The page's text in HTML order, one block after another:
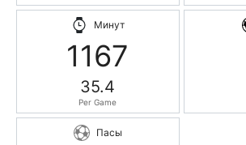
Минут
1167
35.4
Per Game
Пасы